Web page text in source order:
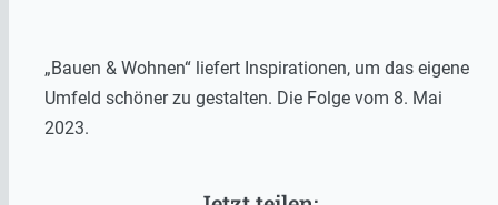
„Bauen & Wohnen“ liefert Inspirationen, um das eigene
Umfeld schöner zu gestalten. Die Folge vom 8. Mai
2023.